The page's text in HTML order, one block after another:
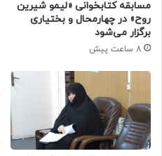
مسابقه کتابخوانی «لیمو شیرین
روح» در چهارمحال و بختیاری
برگزار می‌شود
8 ساعت پیش